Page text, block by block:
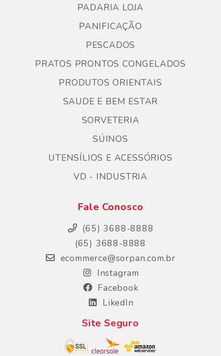
PADARIA LOJA
PANIFICAÇÃO
PESCADOS
PRATOS PRONTOS CONGELADOS
PRODUTOS ORIENTAIS
SAUDE E BEM ESTAR
SORVETERIA
SÚINOS
UTENSÍLIOS E ACESSÓRIOS
VD - INDUSTRIA
Fale Conosco
(65) 3688-8888
(65) 3688-8888
ecommerce@sorpan.com.br
Instagram
Facebook
LikedIn
Site Seguro